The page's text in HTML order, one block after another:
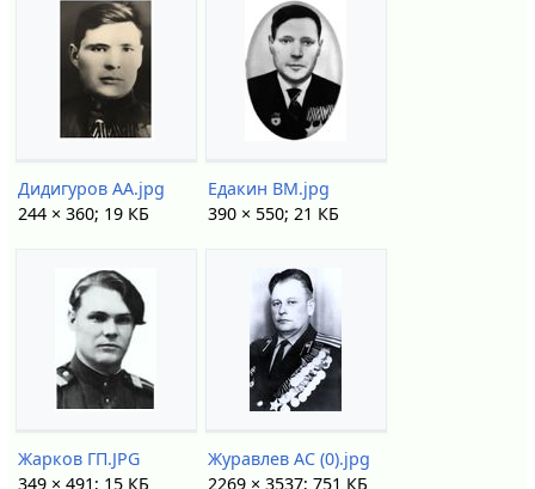
Дидигуров АА.jpg
244 × 360; 19 КБ
Едакин ВМ.jpg
390 × 550; 21 КБ
Жарков ГП.JPG
349 × 491; 15 КБ
Журавлев АС (0).jpg
2269 × 3537; 751 КБ